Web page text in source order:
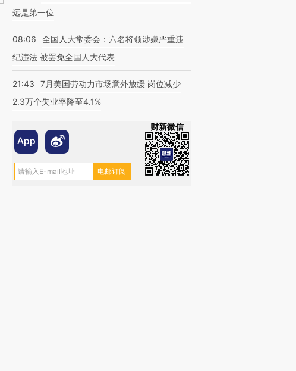
飞行员跨国走私7万
远是第一位
08:06
全国人大常委会：六名将领涉嫌严重违
纪违法 被罢免全国人大代表
21:43
7月美国劳动力市场意外放缓 岗位减少
2.3万个失业率降至4.1%
财新微信